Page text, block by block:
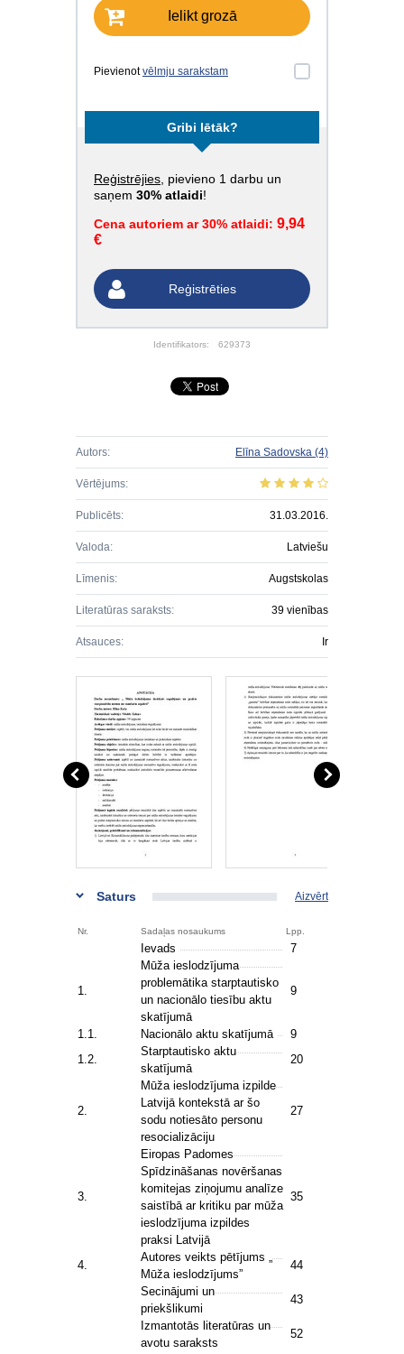
Ielikt grozā
Pievienotvēlmju sarakstam
Gribi lētāk?
Reģistrējies , pievieno 1 darbu un
saņem 30% atlaidi!
Cena autoriem ar 30% atlaidi: 9,94
€
Reģistrēties
Identifikators: 629373
Autors: Elīna Sadovska (4)
Vērtējums:
Publicēts: 31.03.2016.
Valoda: Latviešu
Līmenis: Augstskolas
Literatūras saraksts: 39 vienības
Atsauces: Ir
Saturs Aizvērt
Nr. Sadaļas nosaukums Lpp.
Ievads 7
1.
Mūža ieslodzījuma
problemātika starptautisko
un nacionālo tiesību aktu
skatījumā
9
1.1. Nacionālo aktu skatījumā
9
1.2.
Starptautisko aktu
skatījumā
20
2.
Mūža ieslodzījuma izpilde
Latvijā kontekstā ar šo
sodu notiesāto personu
resocializāciju
27
3.
Eiropas Padomes
Spīdzināšanas novēršanas
komitejas ziņojumu analīze
saistībā ar kritiku par mūža
ieslodzījuma izpildes
praksi Latvijā
35
4.
Autores veikts pētījums „
Mūža ieslodzījums”
44
Secinājumi un
priekšlikumi
43
Izmantotās literatūras un
avotu saraksts
52